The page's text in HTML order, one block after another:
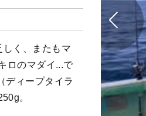
く、またもマ
ロのマダイ...で
ディープタイラ
。